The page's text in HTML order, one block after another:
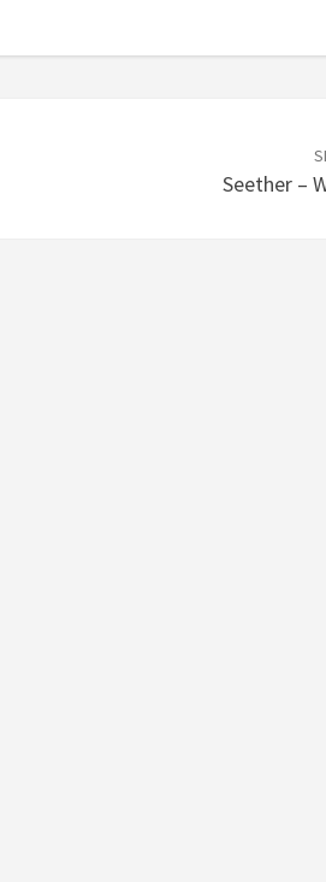
Seether –